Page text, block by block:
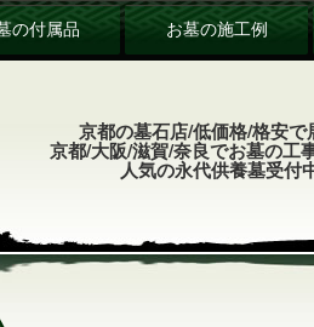
の付属品 お墓の施工例
京都の墓石店/低価格/格安で
京都/大阪/滋賀/奈良でお墓の工
人気の永代供養墓受付